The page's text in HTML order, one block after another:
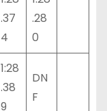
.37
4
.28
0
1:28
.38
9
DN
F